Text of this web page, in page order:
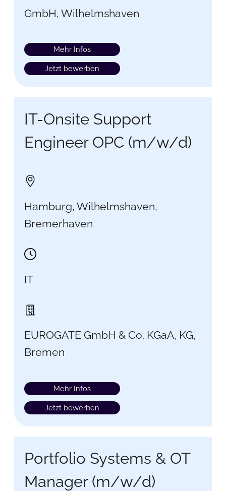
GmbH, Wilhelmshaven
Mehr Infos
Jetzt bewerben
IT-Onsite Support
Engineer OPC (m/w/d)
Hamburg, Wilhelmshaven,
Bremerhaven
IT
EUROGATE GmbH & Co. KGaA, KG,
Bremen
Mehr Infos
Jetzt bewerben
Portfolio Systems & OT
Manager (m/w/d)